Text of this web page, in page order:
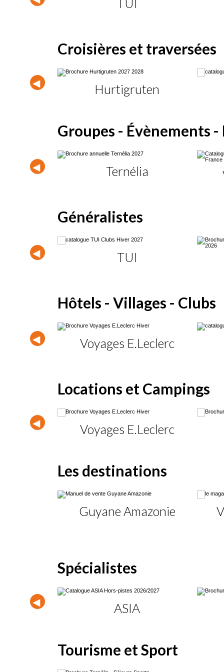
TUI
Croisières et traversées
Hurtigruten
Groupes - Évènements
Ternélia
Généralistes
TUI
Hôtels - Villages - Clubs
Voyages E.Leclerc
Locations et Campings
Voyages E.Leclerc
Les destinations
Guyane Amazonie
Spécialistes
ASIA
Tourisme et Sport